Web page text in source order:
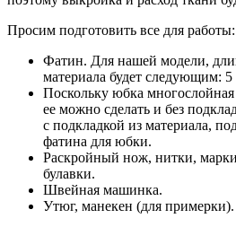
Просим подготовить все для работы:
Фатин. Для нашей модели,
материала будет следующим:
Поскольку юбка
ее можно сделать и без
с подкладкой из материала,
фатина для юбки.
Раскройный нож, нитки,
булавки.
Швейная машинка.
Утюг, манекен (для примерки).